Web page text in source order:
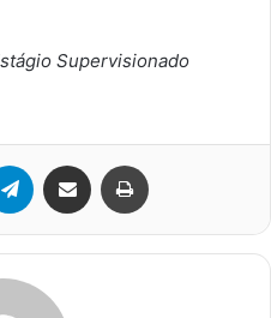
Supervisionado
Telegram Compartilhar via e-mail